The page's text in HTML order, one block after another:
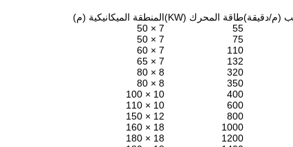
(م/دقيقة)طاقة المحرك (KW)
المنطقة الميكانيكية (م)
55
7 × 50
75
7 × 50
110
7 × 60
132
7 × 65
320
8 × 80
350
8 × 80
400
10 × 100
600
10 × 110
800
12 × 150
1000
18 × 160
1200
18 × 180